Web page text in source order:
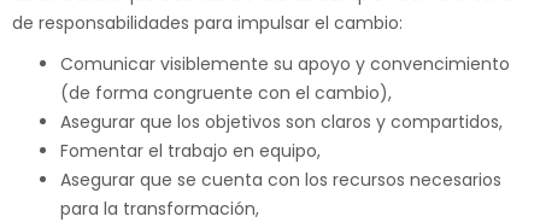
de responsabilidades para impulsar el cambio:
Comunicar visiblemente su apoyo y convencimiento
(de forma congruente con el cambio),
Asegurar que los objetivos son claros y compartidos,
Fomentar el trabajo en equipo,
Asegurar que se cuenta con los recursos necesarios
para la transformación,